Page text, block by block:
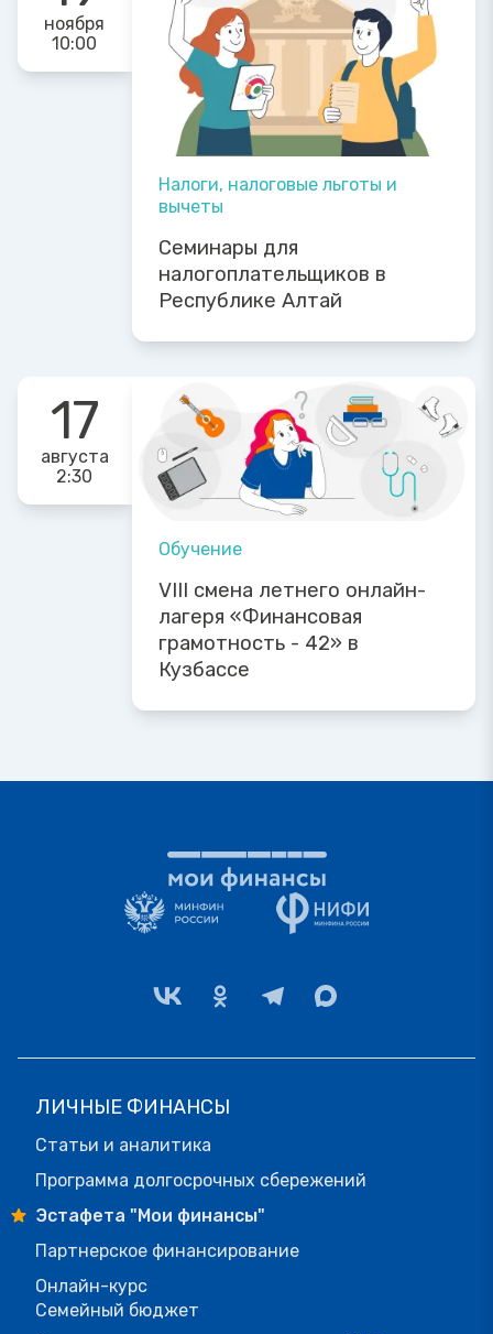
ноября
10:00
Налоги, налоговые льготы и
вычеты
Семинары для
налогоплательщиков в
Республике Алтай
17
августа
2:30
Обучение
VIII смена летнего онлайн-
лагеря «Финансовая
грамотность - 42» в
Кузбассе
ЛИЧНЫЕ ФИНАНСЫ
Статьи и аналитика
Программа долгосрочных сбережений
Эстафета "Мои финансы"
Партнерское финансирование
Онлайн-курс
Семейный бюджет